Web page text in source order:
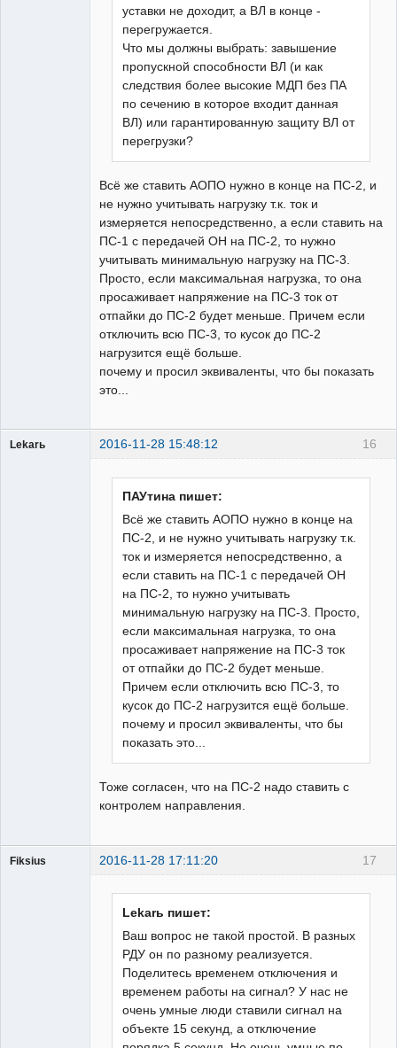
уставки не доходит, а ВЛ в конце -
перегружается.
Что мы должны выбрать: завышение
пропускной способности ВЛ (и как
следствия более высокие МДП без ПА
по сечению в которое входит данная
ВЛ) или гарантированную защиту ВЛ от
перегрузки?
Всё же ставить АОПО нужно в конце на ПС-2, и
не нужно учитывать нагрузку т.к. ток и
измеряется непосредственно, а если ставить на
ПС-1 с передачей ОН на ПС-2, то нужно
учитывать минимальную нагрузку на ПС-3.
Просто, если максимальная нагрузка, то она
просаживает напряжение на ПС-3 ток от
отпайки до ПС-2 будет меньше. Причем если
отключить всю ПС-3, то кусок до ПС-2
нагрузится ещё больше.
почему и просил эквиваленты, что бы показать
это...
16
Lekarь 2016-11-28 15:48:12
ПАУтина пишет:
Всё же ставить АОПО нужно в конце на
ПС-2, и не нужно учитывать нагрузку т.к.
ток и измеряется непосредственно, а
если ставить на ПС-1 с передачей ОН
на ПС-2, то нужно учитывать
минимальную нагрузку на ПС-3. Просто,
если максимальная нагрузка, то она
просаживает напряжение на ПС-3 ток
от отпайки до ПС-2 будет меньше.
Причем если отключить всю ПС-3, то
кусок до ПС-2 нагрузится ещё больше.
почему и просил эквиваленты, что бы
показать это...
Тоже согласен, что на ПС-2 надо ставить с
контролем направления.
17
Fiksius 2016-11-28 17:11:20
Lekarь пишет:
Ваш вопрос не такой простой. В разных
РДУ он по разному реализуется.
Поделитесь временем отключения и
временем работы на сигнал? У нас не
очень умные люди ставили сигнал на
объекте 15 секунд, а отключение